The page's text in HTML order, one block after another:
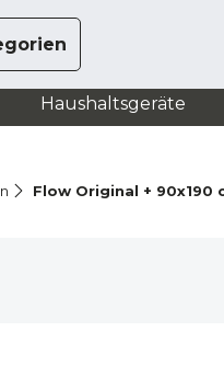
Haushaltsgeräte
Flow Original + 90x190